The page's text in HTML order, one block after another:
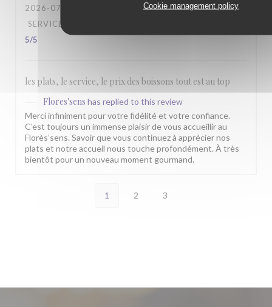
Cookie management policy
2026-07-26
- 13:00 - GUESTS 6
SERVICE
5/5
les plats, le service, le prix des boissons tout est au top
Flores'sens has replied to this review
Merci infiniment pour votre fidélité et votre confiance.
C’est toujours un immense plaisir de vous accueillir au
Florès’sens. Savoir que vous continuez à apprécier nos
plats et notre accueil nous touche profondément. À très
bientôt pour un nouveau moment gourmand.
1 2 3